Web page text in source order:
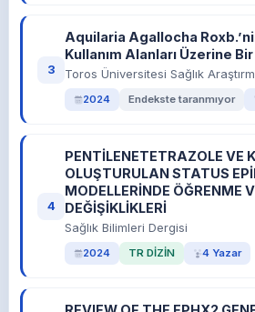
3
Aquilaria Agallocha
Kullanım Alanları Üzerine
Toros Üniversitesi Sağlık
2024 Endekste taranmıyor
4
PENTİLENETETRAZOLE VE
OLUŞTURULAN STATUS
MODELLERİNDE ÖĞRENME
DEĞİŞİKLİKLERİ
Sağlık Bilimleri Dergisi
2024 TR DİZİN 4 Yazar